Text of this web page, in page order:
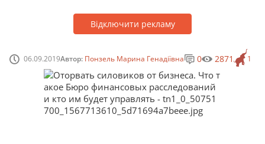
Відключити рекламу
06.09.2019Автор: Понзель Марина Генадіївна 1
0 2871